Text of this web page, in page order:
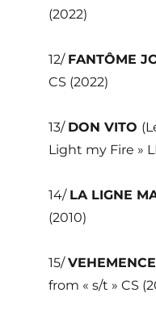
(2022)
12/ FANTÔME
CS (2022)
13/ DON VITO
Light my Fire »
14/ LA LIGNE
(2010)
15/VEHEMENCE
from « s/t » CS